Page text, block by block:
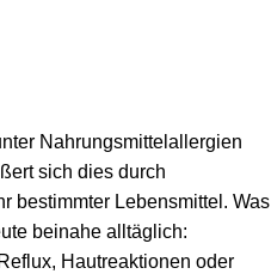
Nahrungsmittelallergien
sich dies durch
bestimmter Lebensmittel. Was
beinahe alltäglich:
Hautreaktionen oder